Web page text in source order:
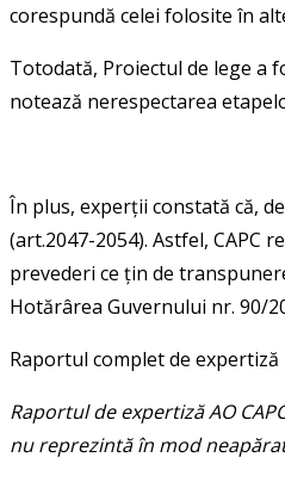
corespundă celei folosite în
Totodată, Proiectul de lege a
notează nerespectarea
În plus, experții constată că,
(art.2047-2054). Astfel,
prevederi ce țin de
Hotărârea Guvernului nr. 90/
Raportul complet de
Raportul de expertiză AO
nu reprezintă în mod